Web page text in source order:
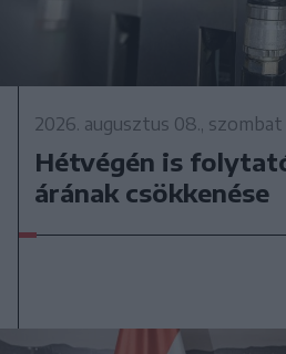
2026. augusztus 08., szombat
Hétvégén is
árának csökkenése